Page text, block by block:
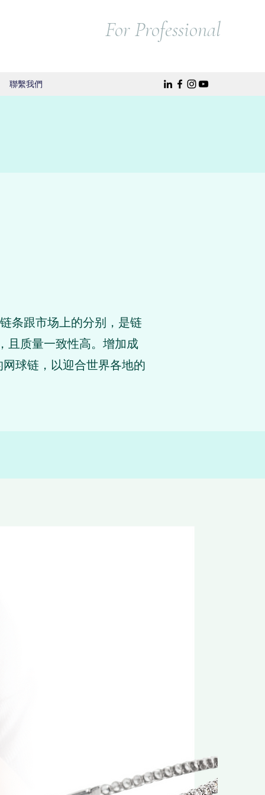
For Professional
聯繫我們
条跟市场上的分别，是链
且质量一致性高。增加成
球链，以迎合世界各地的